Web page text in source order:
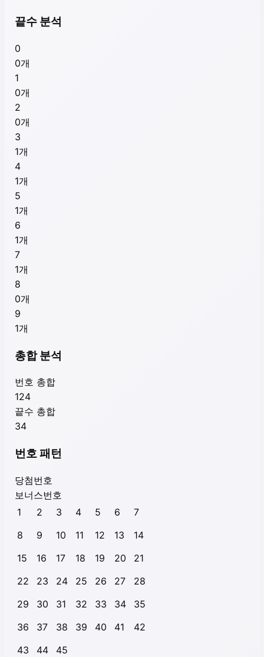
끝수 분석
0
0개
1
0개
2
0개
3
1개
4
1개
5
1개
6
1개
7
1개
8
0개
9
1개
총합 분석
번호 총합
124
끝수 총합
34
번호 패턴
당첨번호
보너스번호
1
2 3 4 5 6
7
8
9 10 11 12 13
14
15
16 17 18 19 20
21
22
23 24 25 26 27
28
29
30 31 32 33 34
35
36
37 38 39 40 41
42
43
44 45